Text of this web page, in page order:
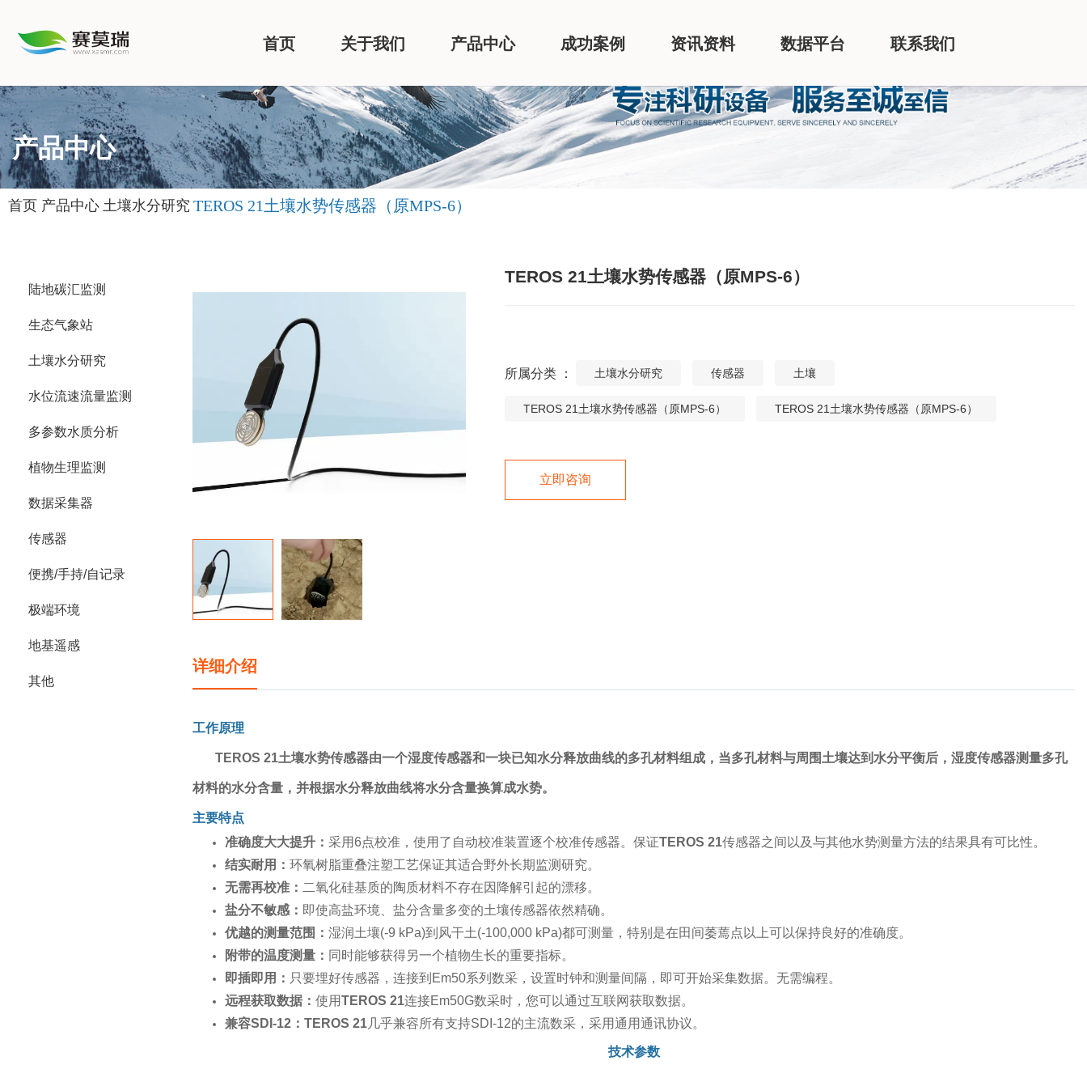
首页 关于我们 产品中心 成功案例 资讯资料 数据平台 联系我们
产品中心
首页 产品中心 土壤水分研究 TEROS 21土壤水势传感器（原MPS-6）
陆地碳汇监测
生态气象站
土壤水分研究
水位流速流量监测
多参数水质分析
植物生理监测
数据采集器
传感器
便携/手持/自记录
极端环境
地基遥感
其他
TEROS 21土壤水势传感器（原MPS-6）
所属分类 ： 土壤水分研究 传感器 土壤
TEROS 21土壤水势传感器（原MPS-6） TEROS 21土壤水势传感器（原MPS-6）
立即咨询
详细介绍
工作原理
TEROS 21土壤水势传感器由一个湿度传感器和一块已知水分释放曲线的多孔材料组成，当多孔材料与周围土壤达到水分平衡后，湿度传感器测量多孔
材料的水分含量，并根据水分释放曲线将水分含量换算成水势。
主要特点
准确度大大提升：采用6点校准，使用了自动校准装置逐个校准传感器。保证TEROS 21传感器之间以及与其他水势测量方法的结果具有可比性。
结实耐用：环氧树脂重叠注塑工艺保证其适合野外长期监测研究。
无需再校准： 二氧化硅基质的陶质材料不存在因降解引起的漂移。
盐分不敏感： 即使高盐环境、盐分含量多变的土壤传感器依然精确。
优越的测量范围：湿润土壤(-9 kPa)到风干土(-100,000 kPa)都可测量，特别是在田间萎蔫点以上可以保持良好的准确度。
附带的温度测量： 同时能够获得另一个植物生长的重要指标。
即插即用： 只要埋好传感器，连接到Em50系列数采，设置时钟和测量间隔，即可开始采集数据。无需编程。
远程获取数据：使用TEROS 21连接Em50G数采时，您可以通过互联网获取数据。
兼容SDI-12：TEROS 21几乎兼容所有支持SDI-12的主流数采，采用通用通讯协议。
技术参数